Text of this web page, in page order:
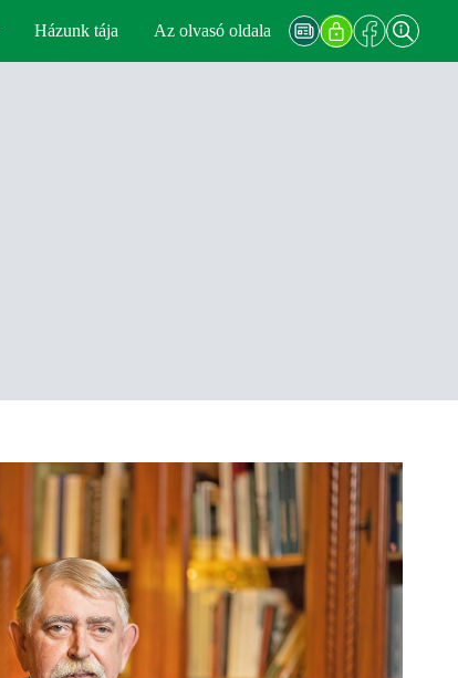
Házunk tája Az olvasó oldala